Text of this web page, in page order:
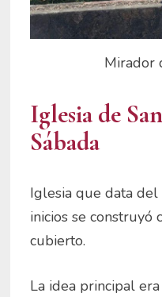
Mirador
Iglesia de
Sábada
Iglesia que data del
inicios se construyó
cubierto.
La idea principal